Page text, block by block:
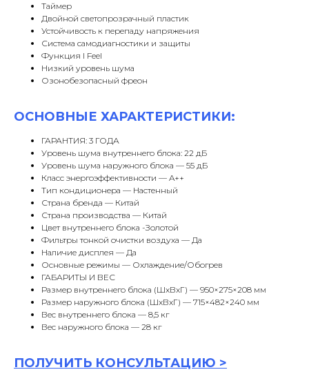
Таймер
Двойной светопрозрачный пластик
Устойчивость к перепаду напряжения
Система самодиагностики и защиты
Функция I Feel
Низкий уровень шума
Озонобезопасный фреон
ОСНОВНЫЕ ХАРАКТЕРИСТИКИ:
ГАРАНТИЯ: 3 ГОДА
Уровень шума внутреннего блока: 22 дБ
Уровень шума наружного блока — 55 дБ
Класс энергоэффективности — A++
Тип кондиционера — Настенный
Страна бренда — Китай
Страна производства — Китай
Цвет внутреннего блока -Золотой
Фильтры тонкой очистки воздуха — Да
Наличие дисплея — Да
Основные режимы — Охлаждение/Обогрев
ГАБАРИТЫ И ВЕС
Размер внутреннего блока (ШxВxГ) — 950×275×208 мм
Размер наружного блока (ШxВxГ) — 715×482×240 мм
Вес внутреннего блока — 8,5 кг
Вес наружного блока — 28 кг
ПОЛУЧИТЬ КОНСУЛЬТАЦИЮ >